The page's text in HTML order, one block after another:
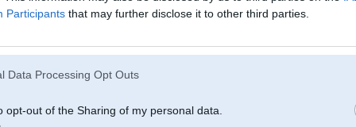
Participants that may further disclose it to other third parties.
Data Processing Opt Outs
opt-out of the Sharing of my personal data.
12. Nov 2019, 14:55
Nu Angelz jau visu pareizi pateica. Pēc rūpnīcas datiem autiņam nav BT
retrofitot, bet nejēdza), savukārt AUX ieeju var piekodēt. Skaidrs ir tas, ka